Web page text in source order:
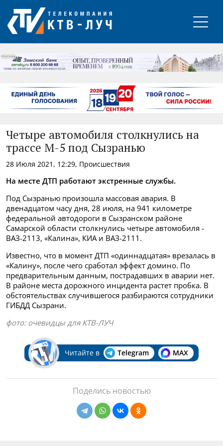
РЕКЛАМА
Четыре автомобиля столкнулись на
трассе М-5 под Сызранью
28 Июля 2021, 12:29, Происшествия
На месте ДТП работают экстренные службы.
Под Сызранью произошла массовая авария. В
двенадцатом часу дня, 28 июля, на 941 километре
федеральной автодороги в Сызранском районе
Самарской области столкнулись четыре автомобиля -
ВАЗ-2113, «Калина», КИА и ВАЗ-2111.
Известно, что в момент ДТП «одиннадцатая» врезалась в
«Калину», после чего сработал эффект домино. По
предварительным данным, пострадавших в аварии нет.
В районе места дорожного инцидента растет пробка. В
обстоятельствах случившегося разбираются сотрудники
ГИБДД Сызрани.
фото: очевидцы для КТВ-ЛУЧ
Читайте в Telegram MAX
Поделись новостью